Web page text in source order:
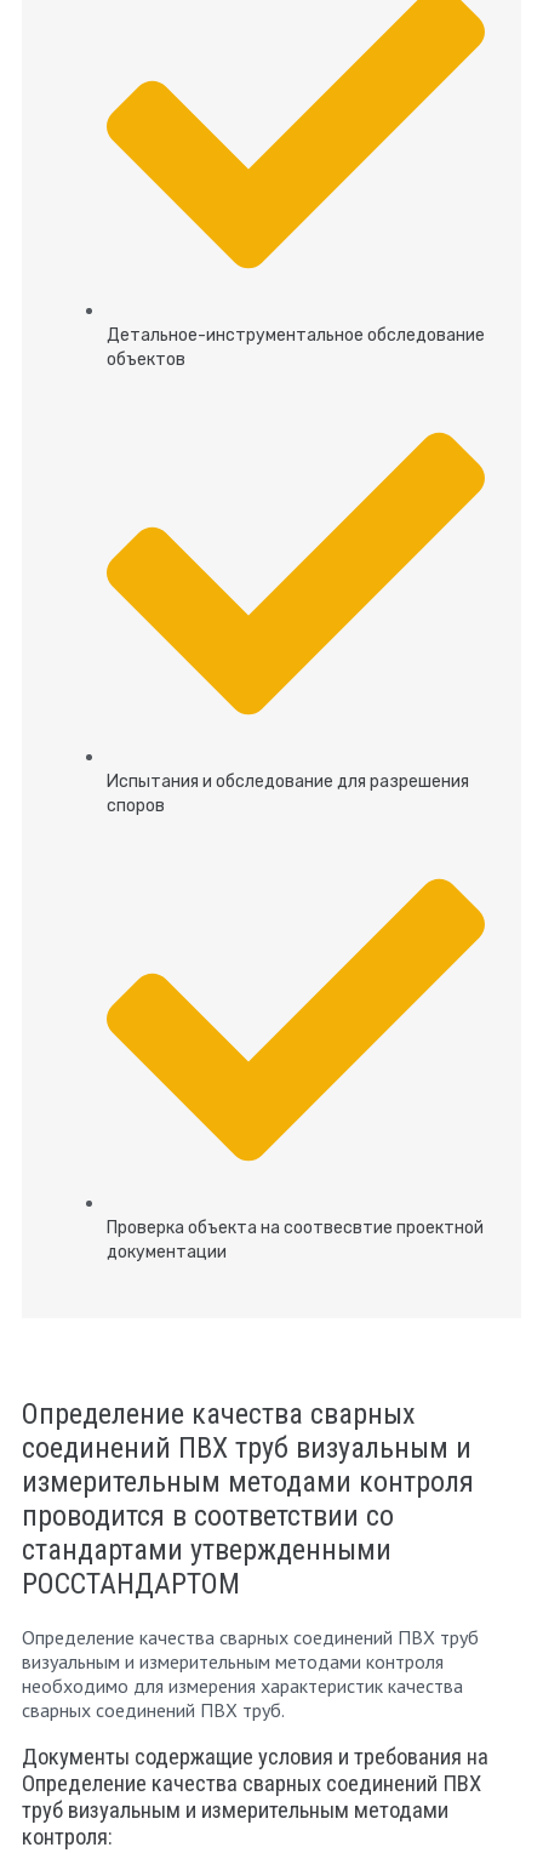
Детальное-инструментальное обследование
объектов
Испытания и обследование для разрешения
споров
Проверка объекта на соотвесвтие проектной
документации
Определение качества сварных
соединений ПВХ труб визуальным и
измерительным методами контроля
проводится в соответствии со
стандартами утвержденными
РОССТАНДАРТОМ
Определение качества сварных соединений ПВХ труб
визуальным и измерительным методами контроля
необходимо для измерения характеристик качества
сварных соединений ПВХ труб.
Документы содержащие условия и требования на
Определение качества сварных соединений ПВХ
труб визуальным и измерительным методами
контроля: